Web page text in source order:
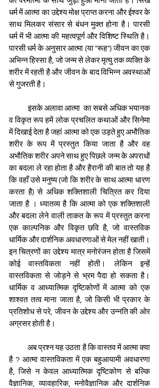
धर्म में आत्मा का उद्देश्य मोक्ष प्राप्त करना और ईश्वर के
साथ मिलकर संसार से बंधन मुक्त होना है। पारसी
धर्म में भी आत्मा की महत्वपूर्ण और विशिष्ट स्थिति है।
पारसी धर्म के अनुसार आत्मा (या "रूह") जीवन का एक
अभिन्न हिस्सा है, जो जन्म से लेकर मृत्यु तक व्यक्ति के
शरीर में रहती है और जीवन के बाद विभिन्न अवस्थाओं
से गुजरती है।
इसके अलावा आत्मा  का सबसे अधिक भयानक
व विकृत रूप हमें लोक प्रचलित कथाओं और सिनेमा
में दिखाई देता है जहां आत्मा को एक उड़ते हुए अभौतिक
शरीर के रूप में प्रस्तुत किया जाता है और वह
अभौतिक शरीर अपने साथ हुए पिछले जन्म के अपराधों
का बदला ले रहा होता है और हैरानी की बात तो यह है
कि वहाँ उसे मनुष्य (जो कि शरीर के साथ आत्मा धारण
करता है) से अधिक शक्तिशाली चित्रित कर दिया
जाता है । ध्यातव्य है कि आत्मा को एक शक्तिशाली
और बदला लेने वाली ताकत के रूप में प्रस्तुत करना
एक काल्पनिक और विकृत छवि है, जो वास्तविक
धार्मिक और दार्शनिक अवधारणाओं से मेल नहीं खाती।
इन चित्रणों का उद्देश्य मात्र मनोरंजन होता है जिसमें
कोई वास्तविकता नहीं होती। लेकिन इन्हें
वास्तविकता से जोड़ने से भ्रम पैदा हो सकता है।
धार्मिक व आध्यात्मिक दृष्टिकोणों में आत्मा को एक
शाश्वत तत्व माना जाता है, जो किसी भी प्रकार के
प्रतिशोध से परे, जीवन के उद्देश्य और उन्नति की ओर
अग्रसर होती है।
अब प्रश्न यह उठता है कि वास्तव में आत्मा क्या
है ? आत्मा वास्तविकता में एक बहुआयामी अवधारणा
है, जिसे न केवल आध्यात्मिक दृष्टिकोण से बल्कि
वैज्ञानिक, व्यावहारिक, मनोवैज्ञानिक और दार्शनिक